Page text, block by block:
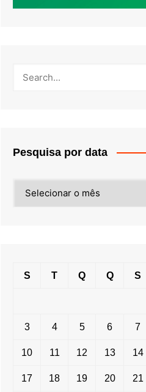
Pesquisa por data
por
S T Q Q S
3 4 5 6 7
10 11 12 13 14
17 18 19 20 21